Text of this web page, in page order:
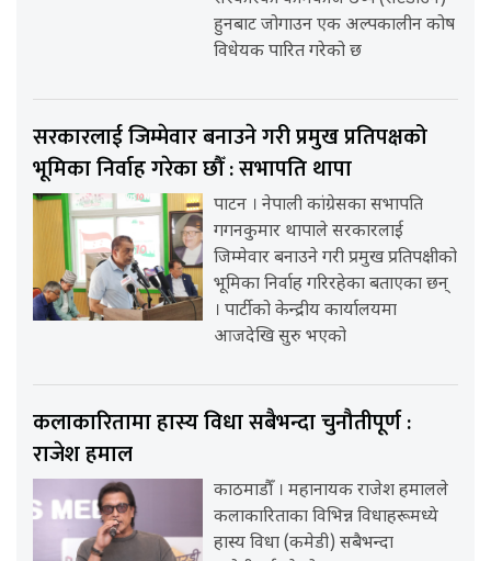
हुनबाट जोगाउन एक अल्पकालीन कोष
विधेयक पारित गरेको छ
सरकारलाई जिम्मेवार बनाउने गरी प्रमुख प्रतिपक्षको
भूमिका निर्वाह गरेका छौँ : सभापति थापा
पाटन । नेपाली कांग्रेसका सभापति
गगनकुमार थापाले सरकारलाई
जिम्मेवार बनाउने गरी प्रमुख प्रतिपक्षीको
भूमिका निर्वाह गरिरहेका बताएका छन्
। पार्टीको केन्द्रीय कार्यालयमा
आजदेखि सुरु भएको
कलाकारितामा हास्य विधा सबैभन्दा चुनौतीपूर्ण :
राजेश हमाल
काठमाडौँ । महानायक राजेश हमालले
कलाकारिताका विभिन्न विधाहरूमध्ये
हास्य विधा (कमेडी) सबैभन्दा